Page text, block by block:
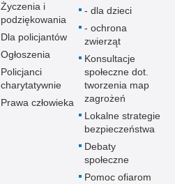
Życzenia i
podziękowania
Dla policjantów
Ogłoszenia
Policjanci
charytatywnie
Prawa człowieka
- dla dzieci
- ochrona
zwierząt
Konsultacje
społeczne dot.
tworzenia map
zagrożeń
Lokalne strategie
bezpieczeństwa
Debaty
społeczne
Pomoc ofiarom